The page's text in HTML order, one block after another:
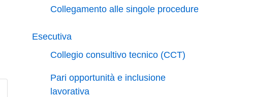
Collegamento alle singole procedure
Esecutiva
Collegio consultivo tecnico (CCT)
Pari opportunità e inclusione
lavorativa